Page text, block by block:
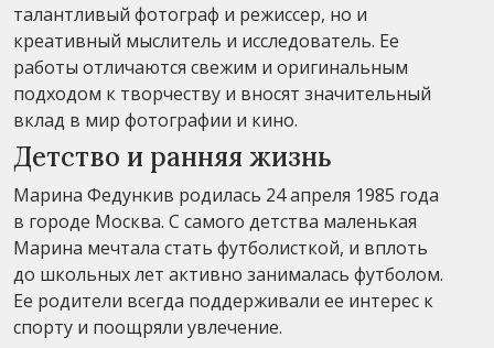
талантливый фотограф и режиссер, но и
креативный мыслитель и исследователь. Ее
работы отличаются свежим и оригинальным
подходом к творчеству и вносят значительный
вклад в мир фотографии и кино.
Детство и ранняя жизнь
Марина Федункив родилась 24 апреля 1985 года
в городе Москва. С самого детства маленькая
Марина мечтала стать футболисткой, и вплоть
до школьных лет активно занималась футболом.
Ее родители всегда поддерживали ее интерес к
спорту и поощряли увлечение.